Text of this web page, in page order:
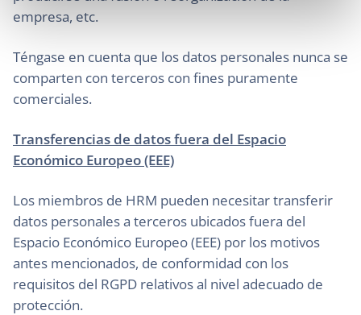
empresa, etc.
Téngase en cuenta que los datos personales nunca se
comparten con terceros con fines puramente
comerciales.
Transferencias de datos fuera del Espacio
Económico Europeo (EEE)
Los miembros de HRM pueden necesitar transferir
datos personales a terceros ubicados fuera del
Espacio Económico Europeo (EEE) por los motivos
antes mencionados, de conformidad con los
requisitos del RGPD relativos al nivel adecuado de
protección.